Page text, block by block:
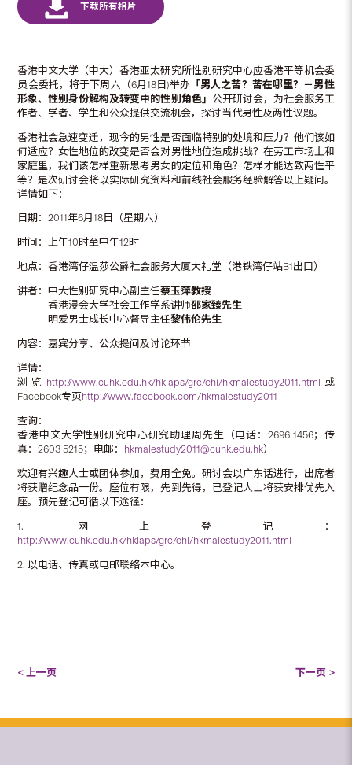
香港中文大学（中大）香港亚太研究所性别研究中心应香港平等机会委
员会委托，将于下周六（6月18日)举办 「男人之苦？苦在哪里？－男性
形象、性别身份解构及转变中的性别角色」 公开研讨会，为社会服务工
作者、学者、学生和公众提供交流机会，探讨当代男性及两性议题。
香港社会急速变迁，现今的男性是否面临特别的处境和压力？他们该如
何适应？女性地位的改变是否会对男性地位造成挑战？在劳工市场上和
家庭里，我们该怎样重新思考男女的定位和角色？怎样才能达致两性平
等？是次研讨会将以实际研究资料和前线社会服务经验解答以上疑问。
详情如下：
日期：2011年6月18日（星期六）
时间：上午10时至中午12时
地点：香港湾仔温莎公爵社会服务大厦大礼堂（港铁湾仔站B1出口）
讲者：中大性别研究中心副主任蔡玉萍教授
香港浸会大学社会工作学系讲师邵家臻先生
明爱男士成长中心督导主任黎伟伦先生
内容：嘉宾分享、公众提问及讨论环节
详情：
浏览 http://www.cuhk.edu.hk/hkiaps/grc/chi/hkmalestudy2011.html 或
Facebook专页http://www.facebook.com/hkmalestudy2011
查询：
香港中文大学性别研究中心研究助理周先生（电话：2696 1456；传
真：2603 5215；电邮： hkmalestudy2011@cuhk.edu.hk）
欢迎有兴趣人士或团体参加，费用全免。研讨会以广东话进行，出席者
将获赠纪念品一份。座位有限，先到先得，已登记人士将获安排优先入
座。预先登记可循以下途径：
1. 网上登记：
http://www.cuhk.edu.hk/hkiaps/grc/chi/hkmalestudy2011.html
2. 以电话、传真或电邮联络本中心。
< 上一页 下一页 >